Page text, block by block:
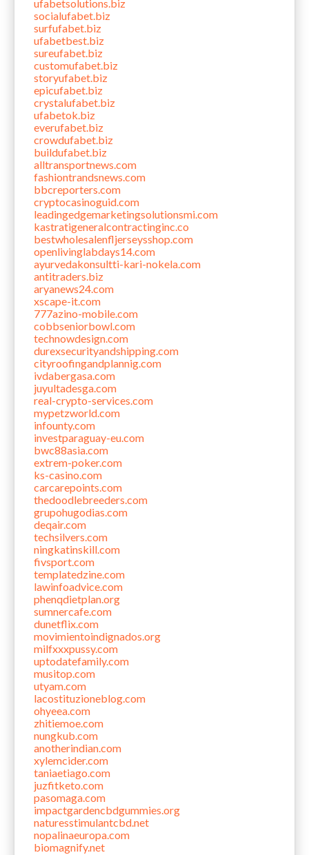
ufabetsolutions.biz
socialufabet.biz
surfufabet.biz
ufabetbest.biz
sureufabet.biz
customufabet.biz
storyufabet.biz
epicufabet.biz
crystalufabet.biz
ufabetok.biz
everufabet.biz
crowdufabet.biz
buildufabet.biz
alltransportnews.com
fashiontrandsnews.com
bbcreporters.com
cryptocasinoguid.com
leadingedgemarketingsolutionsmi.com
kastratigeneralcontractinginc.co
bestwholesalenfljerseysshop.com
openlivinglabdays14.com
ayurvedakonsultti-kari-nokela.com
antitraders.biz
aryanews24.com
xscape-it.com
777azino-mobile.com
cobbseniorbowl.com
technowdesign.com
durexsecurityandshipping.com
cityroofingandplannig.com
ivdabergasa.com
juyultadesga.com
real-crypto-services.com
mypetzworld.com
infounty.com
investparaguay-eu.com
bwc88asia.com
extrem-poker.com
ks-casino.com
carcarepoints.com
thedoodlebreeders.com
grupohugodias.com
deqair.com
techsilvers.com
ningkatinskill.com
fivsport.com
templatedzine.com
lawinfoadvice.com
phenqdietplan.org
sumnercafe.com
dunetflix.com
movimientoindignados.org
milfxxxpussy.com
uptodatefamily.com
musitop.com
utyam.com
lacostituzioneblog.com
ohyeea.com
zhitiemoe.com
nungkub.com
anotherindian.com
xylemcider.com
taniaetiago.com
juzfitketo.com
pasomaga.com
impactgardencbdgummies.org
naturesstimulantcbd.net
nopalinaeuropa.com
biomagnify.net